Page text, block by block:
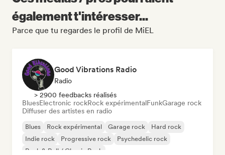
également t'intéresser...
Parce que tu regardes le profil de MiEL
Good Vibrations Radio
Radio
> 2900 feedbacks réalisés
BluesElectronic rockRock expérimentalFunkGarage rock
Diffuser des artistes en radio
Blues Rock expérimental Garage rock
Hard rock
Indie rock
Progressive rock
Psychedelic rock
Rock & Roll / Classic Rock